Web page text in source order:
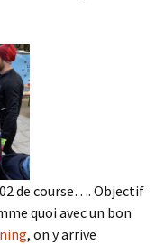
de course…. Objectif
quoi avec un bon
, on y arrive